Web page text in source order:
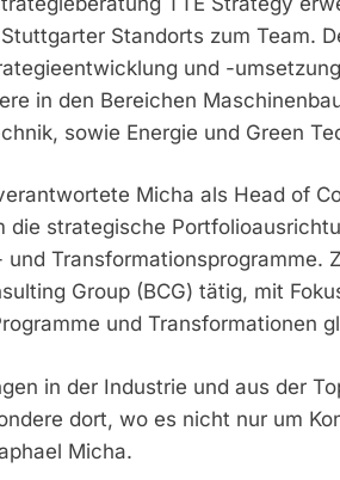
Standorts zum Team.
und -
in den Bereichen
sowie Energie und Green
Micha als Head of
die strategische
Transformationsprogramme.
Group (BCG) tätig, mit
und Transformationen
in der Industrie und aus der
dort, wo es nicht nur um
Micha.